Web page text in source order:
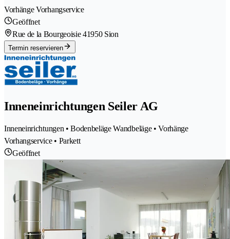
Vorhänge Vorhangservice
Geöffnet
Rue de la Bourgeoisie 41950 Sion
Termin reservieren
Inneneinrichtungen Seiler AG
Inneneinrichtungen • Bodenbeläge Wandbeläge • Vorhänge
Vorhangservice • Parkett
Geöffnet